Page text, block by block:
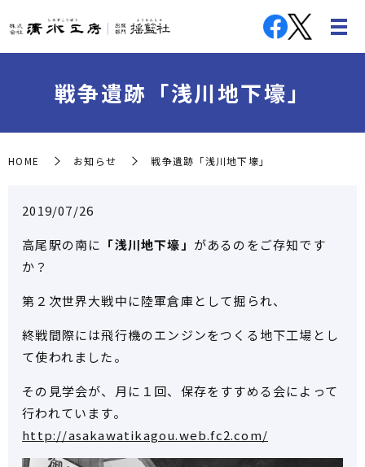
戦争遺跡「浅川地下壕」
HOME お知らせ 戦争遺跡「浅川地下壕」
2019/07/26
高尾駅の南に 「浅川地下壕」 があるのをご存知です
か？
第２次世界大戦中に陸軍倉庫として掘られ、
終戦間際には飛行機のエンジンをつくる地下工場とし
て使われました。
その見学会が、月に１回、保存をすすめる会によって
行われています。
http://asakawatikagou.web.fc2.com/